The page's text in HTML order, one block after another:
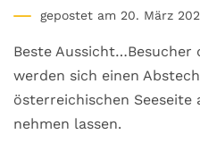
gepostet am 20. März
Beste Aussicht…Besucher
werden sich einen
österreichischen
nehmen lassen.